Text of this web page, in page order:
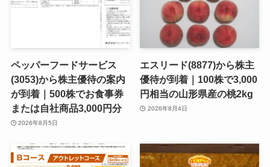
ペッパーフードサービス
(3053)から株主優待の案内
が到着｜500株でお食事券
または自社商品3,000円分
2026年8月5日
エスリード(8877)から株主
優待が到着｜100株で3,000
円相当の山形県産の桃2kg
2026年8月4日